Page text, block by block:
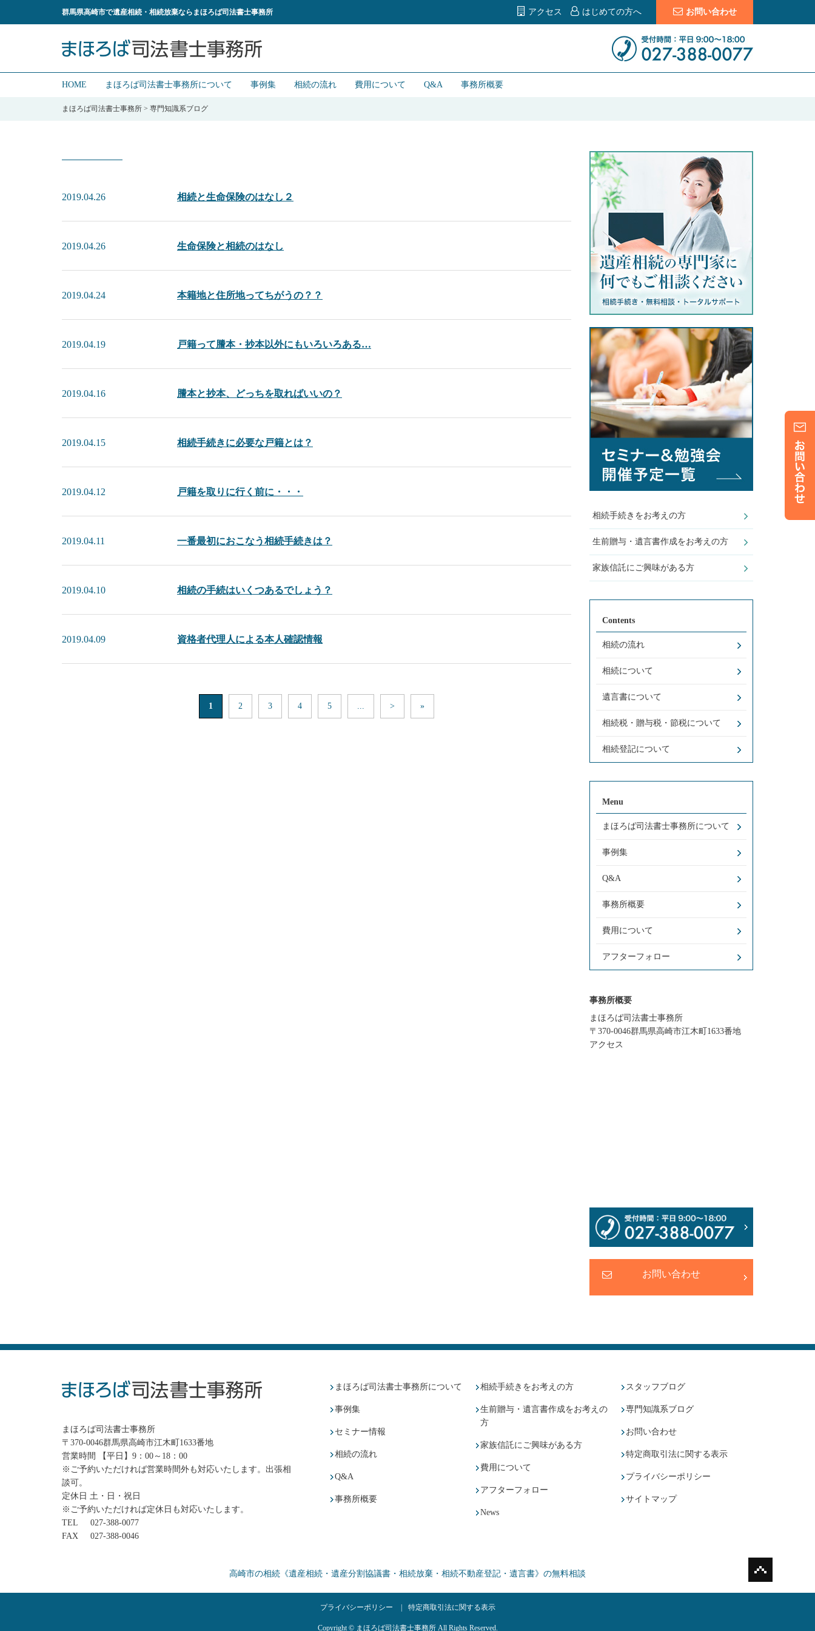
群馬県高崎市で遺産相続・相続放棄ならまほろば司法書士事務所 アクセス はじめての方へ お問い合わせ
HOME まほろば司法書士事務所について 事例集 相続の流れ 費用について Q&A 事務所概要
まほろば司法書士事務所 > 専門知識系ブログ
2019.04.26 相続と生命保険のはなし２
2019.04.26 生命保険と相続のはなし
2019.04.24 本籍地と住所地ってちがうの？？
2019.04.19 戸籍って謄本・抄本以外にもいろいろある…
2019.04.16 謄本と抄本、どっちを取ればいいの？
2019.04.15 相続手続きに必要な戸籍とは？
2019.04.12 戸籍を取りに行く前に・・・
2019.04.11 一番最初におこなう相続手続きは？
2019.04.10 相続の手続はいくつあるでしょう？
2019.04.09 資格者代理人による本人確認情報
1 2 3 4 5 ... > »
相続手続きをお考えの方
生前贈与・遺言書作成をお考えの方
家族信託にご興味がある方
Contents
相続の流れ
相続について
遺言書について
相続税・贈与税・節税について
相続登記について
Menu
まほろば司法書士事務所について
事例集
Q&A
事務所概要
費用について
アフターフォロー
事務所概要
まほろば司法書士事務所
〒370-0046群馬県高崎市江木町1633番地
アクセス
お問い合わせ
まほろば司法書士事務所
〒370-0046群馬県高崎市江木町1633番地
営業時間 【平日】9：00～18：00
※ご予約いただければ営業時間外も対応いたします。出張相
談可。
定休日 土・日・祝日
※ご予約いただければ定休日も対応いたします。
TEL
027-388-0077
FAX
027-388-0046
まほろば司法書士事務所について
事例集
セミナー情報
相続の流れ
Q&A
事務所概要
相続手続きをお考えの方
生前贈与・遺言書作成をお考えの
方
家族信託にご興味がある方
費用について
アフターフォロー
News
スタッフブログ
専門知識系ブログ
お問い合わせ
特定商取引法に関する表示
プライバシーポリシー
サイトマップ
高崎市の相続《遺産相続・遺産分割協議書・相続放棄・相続不動産登記・遺言書》の無料相談
プライバシーポリシー 特定商取引法に関する表示
Copyright © まほろば司法書士事務所 All Rights Reserved.